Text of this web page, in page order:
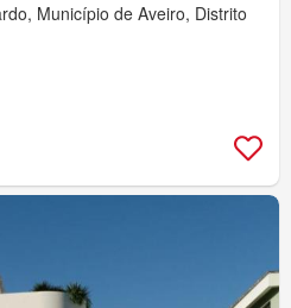
Município de Aveiro, Distrito